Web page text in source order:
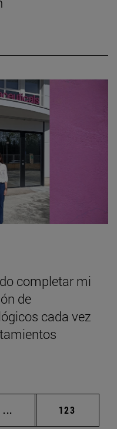
completar mi
de
cada vez
... Páginas intermedias
Página
123